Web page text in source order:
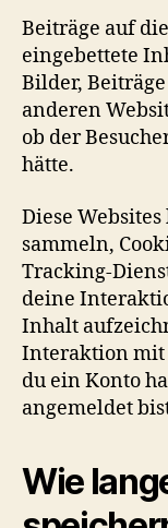
Beiträge auf
eingebettete
Bilder,
anderen
ob der
hätte.
Diese
sammeln,
Tracking-
deine
Inhalt
Interaktion mit
du ein Konto
angemeldet
Wie